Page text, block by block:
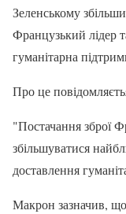
Зеленському
Французький лідер
гуманітарна
Про це
"Постачання зброї
збільшуватися
доставлення
Макрон зазначив,